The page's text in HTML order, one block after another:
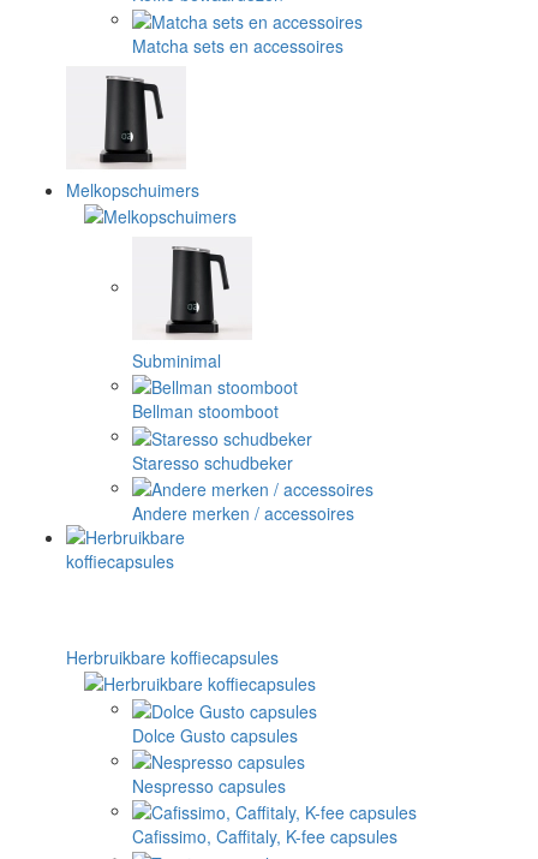
Matcha sets en accessoires
Melkopschuimers
Subminimal
Bellman stoomboot
Staresso schudbeker
Andere merken / accessoires
Herbruikbare koffiecapsules
Dolce Gusto capsules
Nespresso capsules
Cafissimo, Caffitaly, K-fee capsules